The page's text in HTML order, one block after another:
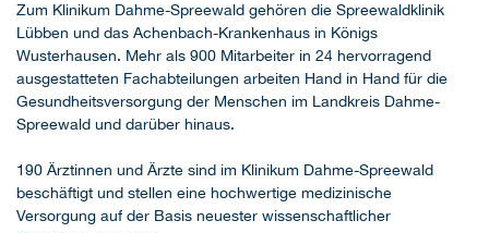
Zum Klinikum Dahme-Spreewald gehören die Spreewaldklinik
Lübben und das Achenbach-Krankenhaus in Königs
Wusterhausen. Mehr als 900 Mitarbeiter in 24 hervorragend
ausgestatteten Fachabteilungen arbeiten Hand in Hand für die
Gesundheitsversorgung der Menschen im Landkreis Dahme-
Spreewald und darüber hinaus.
190 Ärztinnen und Ärzte sind im Klinikum Dahme-Spreewald
beschäftigt und stellen eine hochwertige medizinische
Versorgung auf der Basis neuester wissenschaftlicher